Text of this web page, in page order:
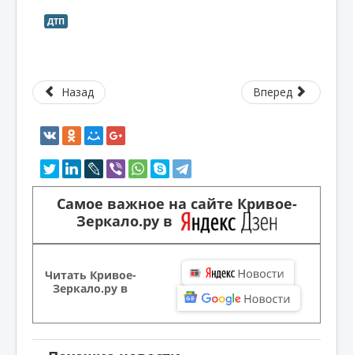
ДТП
Назад Вперед
Самое важное на сайте Кривое-
Зеркало.ру в
Читать Кривое-
Зеркало.ру в